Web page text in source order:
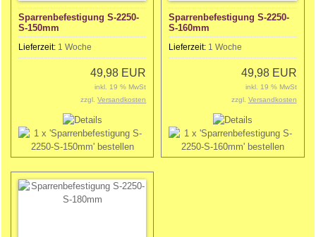
Sparrenbefestigung S-2250-
S-150mm
Lieferzeit: 1 Woche
49,98 EUR
inkl. 19 % MwSt
zzgl.Versandkosten
Sparrenbefestigung S-2250-
S-160mm
Lieferzeit: 1 Woche
49,98 EUR
inkl. 19 % MwSt
zzgl. Versandkosten